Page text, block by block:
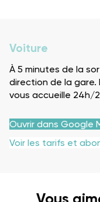
Voiture
À 5 minutes de la
direction de la gare.
vous accueille 24h/
Ouvrir dans Google
Voir les tarifs et